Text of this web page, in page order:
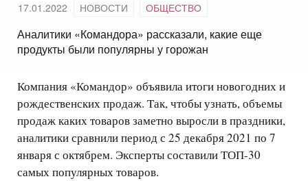
17.01.2022 НОВОСТИ ОБЩЕСТВО
Аналитики «Командора» рассказали, какие еще
продукты были популярны у горожан
Компания «Командор» объявила итоги новогодних и
рождественских продаж. Так, чтобы узнать, объемы
продаж каких товаров заметно выросли в праздники,
аналитики сравнили период с 25 декабря 2021 по 7
января с октябрем. Эксперты составили ТОП-30
самых популярных товаров.